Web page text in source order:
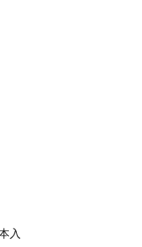
入